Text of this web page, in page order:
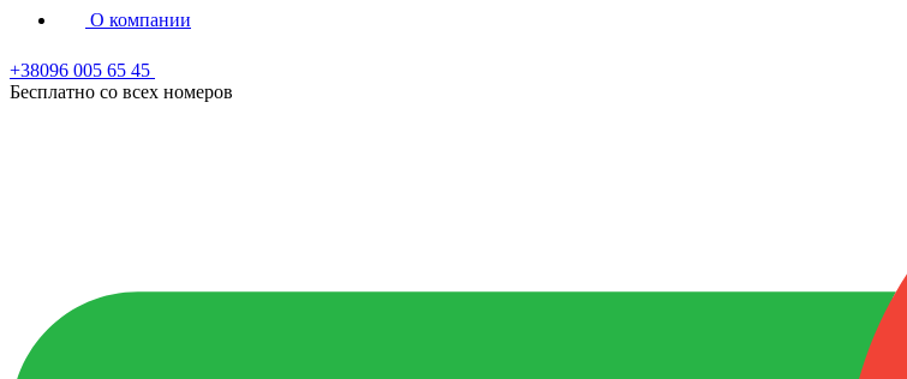
О компании
+38096 005 65 45
Бесплатно со всех номеров